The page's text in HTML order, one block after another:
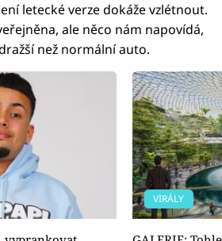
letecké verze dokáže vzlétnout.
ale něco nám napovídá,
než normální auto.
VIRÁLY